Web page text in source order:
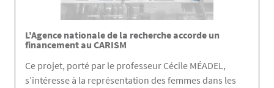
L'Agence nationale de la recherche accorde un
financement au CARISM
Ce projet, porté par le professeur Cécile MÉADEL,
s’intéresse à la représentation des femmes dans les